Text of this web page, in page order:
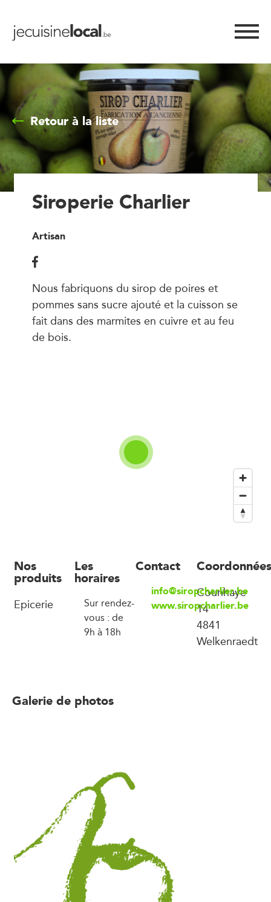
Retour à la liste
Siroperie Charlier
Artisan
Nous fabriquons du sirop de poires et
pommes sans sucre ajouté et la cuisson se
fait dans des marmites en cuivre et au feu
de bois.
Nos
produits
Epicerie
Les
horaires
Sur rendez-
vous : de
9h à 18h
Contact
info@siropcharlier.be
www.siropcharlier.be
Coordonnées
Counhaye
14
4841
Welkenraedt
Galerie de photos